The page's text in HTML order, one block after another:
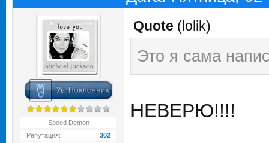
Speed Demon
Репутация:
302
Quote (lolik)
Это я сама
НЕВЕРЮ!!!!